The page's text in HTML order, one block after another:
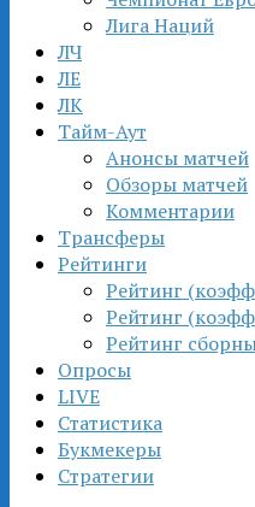
Лига Наций
ЛЧ
ЛЕ
ЛК
Тайм-Аут
Анонсы матчей
Обзоры матчей
Комментарии
Трансферы
Рейтинги
Рейтинг
Рейтинг
Рейтинг
Опросы
LIVE
Статистика
Букмекеры
Стратегии